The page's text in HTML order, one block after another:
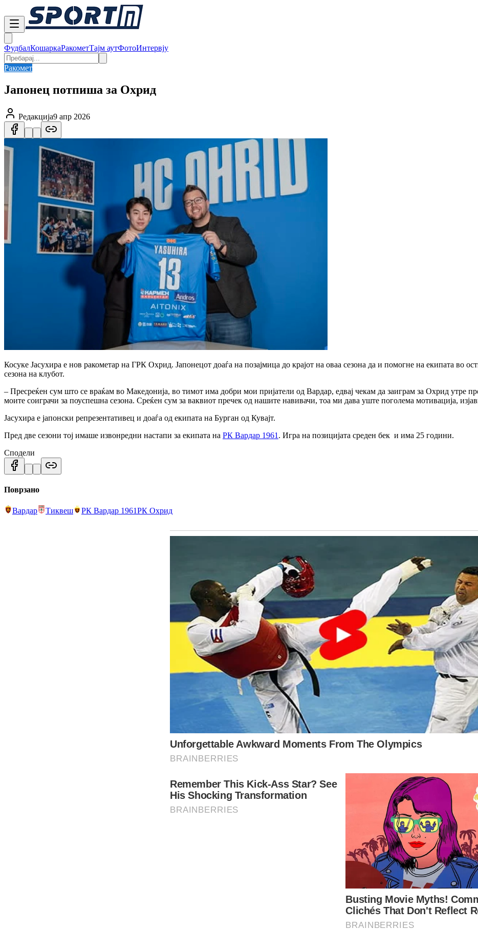
ФудбалКошаркаРакометТајм аутФотоИнтервју
Ракомет
Јапонец потпиша за Охрид
Редакција9 апр 2026
Косуке Јасухира е нов ракометар на ГРК Охрид. Јапонецот доаѓа на позајмица до крајот на оваа сезона да и помогне на екипата во
сезона на клубот.
– Пресреќен сум што се враќам во Македонија, во тимот има добри мои пријатели од Вардар, едвај чекам да заиграм за Охрид
моите соиграчи за поуспешна сезона. Среќен сум за ваквиот пречек од нашите навивачи, тоа ми дава уште поголема мотивација,
Јасухира е јапонски репрезентативец и доаѓа од екипата на Бурган од Кувајт.
Пред две сезони тој имаше извонредни настапи за екипата на РК Вардар 1961 . Игра на позицијата среден бек и има 25 години.
Сподели
Поврзано
Вардар Тиквеш РК Вардар 1961РК Охрид